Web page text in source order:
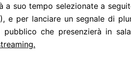
a suo tempo selezionate a
e per lanciare un segnale di
pubblico che presenzierà in